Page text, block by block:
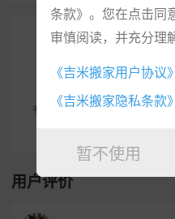
专业服务团队，严格培训
用户评价
条款》。您在点击同
审慎阅读，并充分理
《吉米搬家用户协议》
《吉米搬家隐私条款》
暂不使用